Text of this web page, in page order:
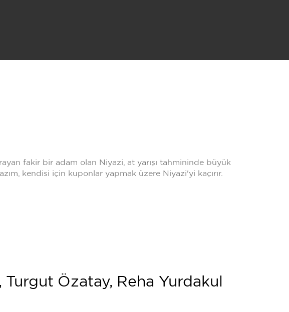
fakir bir adam olan Niyazi, at yarışı tahmininde büyük
kendisi için kuponlar yapmak üzere Niyazi'yi kaçırır.
Özatay, Reha Yurdakul